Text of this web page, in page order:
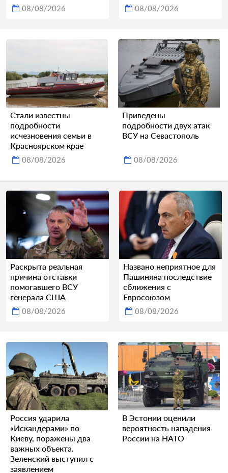
08/08/2026 08/08/2026
Стали известны
подробности
исчезновения семьи в
Красноярском крае
08/08/2026
Приведены
подробности двух атак
ВСУ на Севастополь
08/08/2026
Раскрыта реальная
причина отставки
помогавшего ВСУ
генерала США
08/08/2026
Названо неприятное для
Пашиняна последствие
сближения с
Евросоюзом
08/08/2026
Россия ударила
«Искандерами» по
Киеву, поражены два
важных объекта.
Зеленский выступил с
заявлением
В Эстонии оценили
вероятность нападения
России на НАТО